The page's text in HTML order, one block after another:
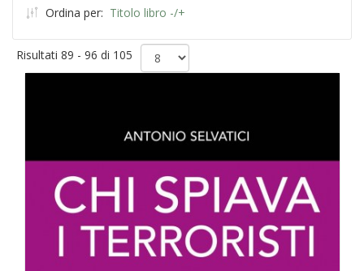
Ordina per: Titolo libro -/+
Risultati 89 - 96 di 105